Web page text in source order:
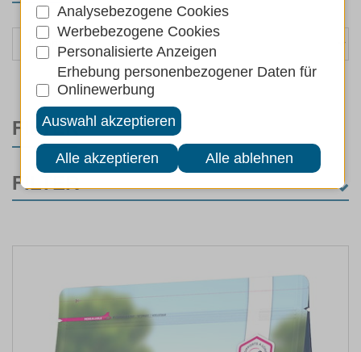
FILTER
FILTER
MARKEN
Analysebezogene Cookies
Werbebezogene Cookies
Personalisierte Anzeigen
Erhebung personenbezogener Daten für
Onlinewerbung